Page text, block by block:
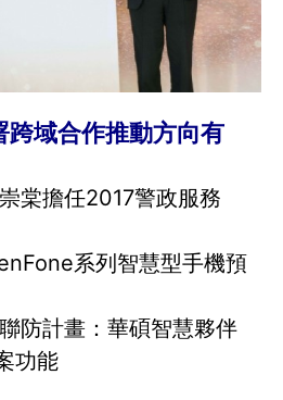
跨域合作推動方向有
棠擔任2017警政服務
系列智慧型手機預
防計畫：華碩智慧夥伴
功能